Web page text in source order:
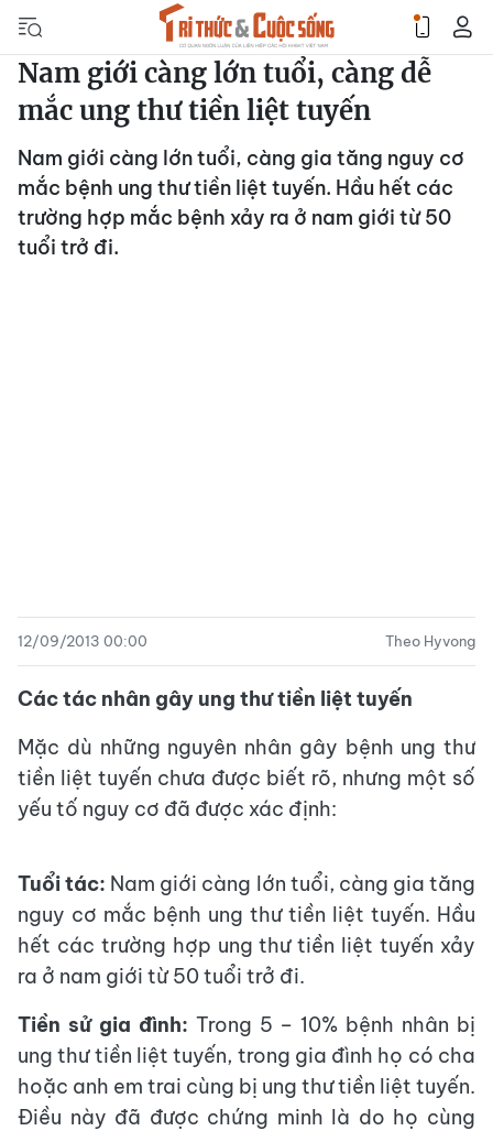
Nam giới càng lớn tuổi, càng dễ
mắc ung thư tiền liệt tuyến
Nam giới càng lớn tuổi, càng gia tăng nguy cơ
mắc bệnh ung thư tiền liệt tuyến. Hầu hết các
trường hợp mắc bệnh xảy ra ở nam giới từ 50
tuổi trở đi.
12/09/2013 00:00 Theo Hyvong
Các tác nhân gây ung thư tiền liệt tuyến
Mặc dù những nguyên nhân gây bệnh ung thư
tiền liệt tuyến chưa được biết rõ, nhưng một số
yếu tố nguy cơ đã được xác định:
Tuổi tác: Nam giới càng lớn tuổi, càng gia tăng
nguy cơ mắc bệnh ung thư tiền liệt tuyến. Hầu
hết các trường hợp ung thư tiền liệt tuyến xảy
ra ở nam giới từ 50 tuổi trở đi.
Tiền sử gia đình: Trong 5 – 10% bệnh nhân bị
ung thư tiền liệt tuyến, trong gia đình họ có cha
hoặc anh em trai cùng bị ung thư tiền liệt tuyến.
Điều này đã được chứng minh là do họ cùng